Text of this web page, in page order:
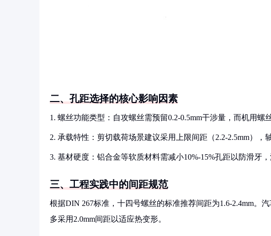
二、孔距选择的核心影响因素
1. 螺丝功能类型：自攻螺丝需预留0.2-0.5mm干涉量，而机用螺
2. 承载特性：剪切载荷场景建议采用上限间距（2.2-2.5mm），
3. 基材硬度：铝合金等软质材料需减小10%-15%孔距以防滑牙
三、工程实践中的间距规范
根据DIN 267标准，十四号螺丝的标准推荐间距为1.6-2.4mm。
多采用2.0mm间距以适应热变形。